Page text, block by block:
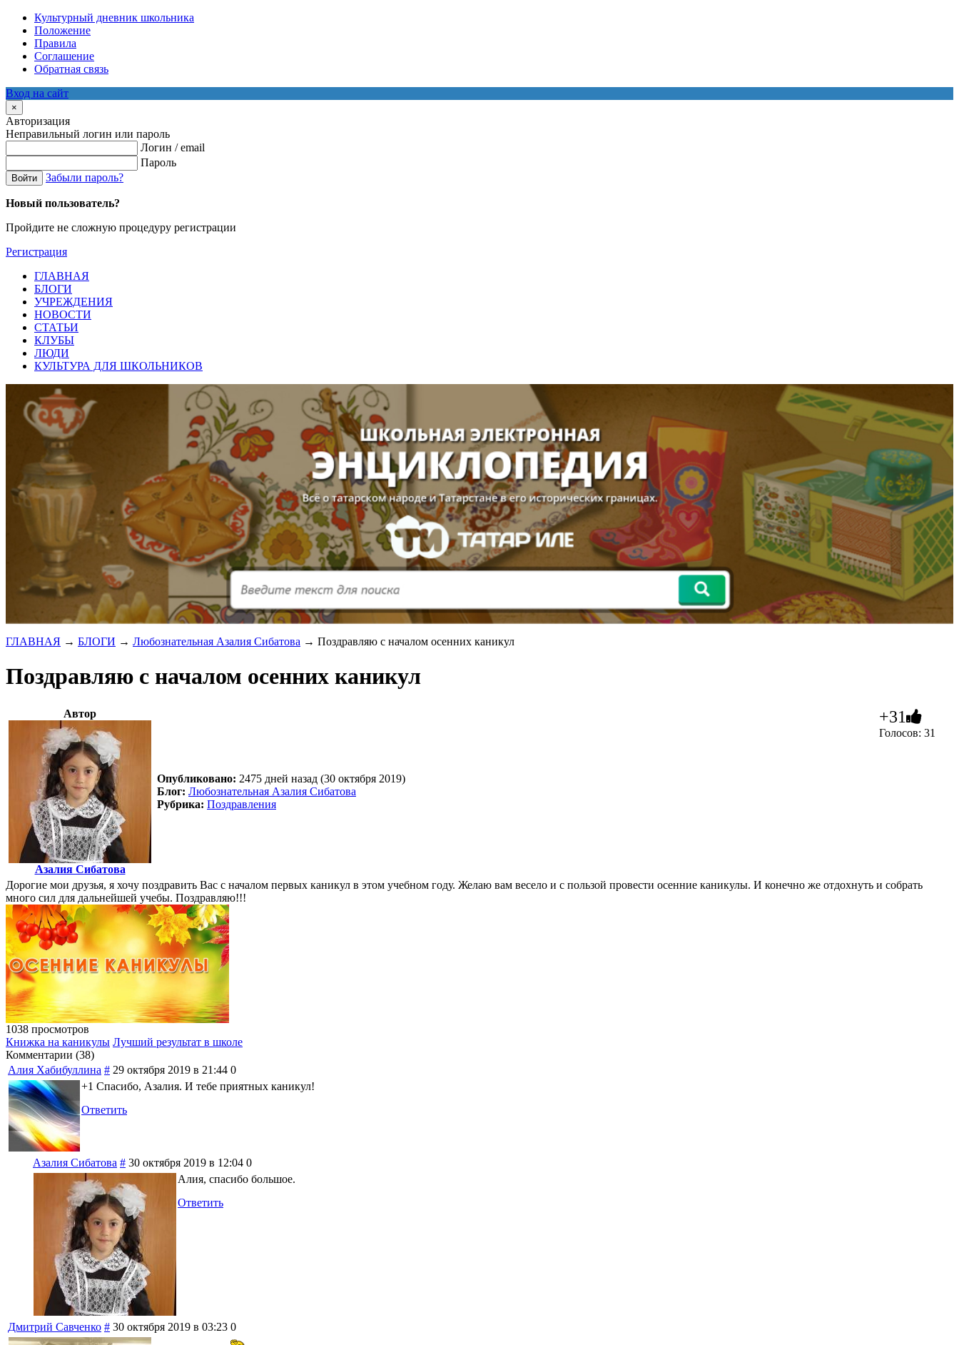
Культурный дневник школьника
Положение
Правила
Соглашение
Обратная связь
Вход на сайт
×
Авторизация
Неправильный логин или пароль
Логин / email
Пароль
Войти Забыли пароль?
Новый пользователь?
Пройдите не сложную процедуру регистрации
Регистрация
ГЛАВНАЯ
БЛОГИ
УЧРЕЖДЕНИЯ
НОВОСТИ
СТАТЬИ
КЛУБЫ
ЛЮДИ
КУЛЬТУРА ДЛЯ ШКОЛЬНИКОВ
ГЛАВНАЯ → БЛОГИ → Любознательная Азалия Сибатова → Поздравляю с началом осенних каникул
Поздравляю с началом осенних каникул
Автор
Азалия Сибатова
Опубликовано: 2475 дней назад (30 октября 2019)
Блог: Любознательная Азалия Сибатова
Рубрика: Поздравления
+31
Голосов: 31
Дорогие мои друзья, я хочу поздравить Вас с началом первых каникул в этом учебном году. Желаю вам весело и с пользой провести осенние каникулы. И конечно же отдохнуть и собрать
много сил для дальнейшей учебы. Поздравляю!!!
1038 просмотров
Книжка на каникулы Лучший результат в школе
Комментарии (38)
Алия Хабибуллина # 29 октября 2019 в 21:44 0
+1 Спасибо, Азалия. И тебе приятных каникул!
Ответить
Азалия Сибатова # 30 октября 2019 в 12:04 0
Алия, спасибо большое.
Ответить
Дмитрий Савченко # 30 октября 2019 в 03:23 0